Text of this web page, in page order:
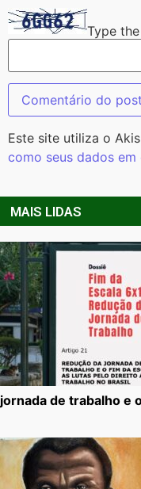
Type
Este site utiliza o
como seus dados
MAIS LIDAS
jornada de trabalho e